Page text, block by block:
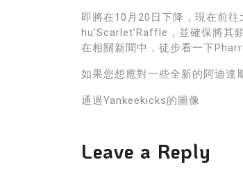
即將在10月20日下降，現在前
hu’Scarlet’Raffle，並確保將其
在相關新聞中，徒步看一下
如果您想應對一些全新的阿迪達
通過Yankeekicks的圖像
Leave a Reply